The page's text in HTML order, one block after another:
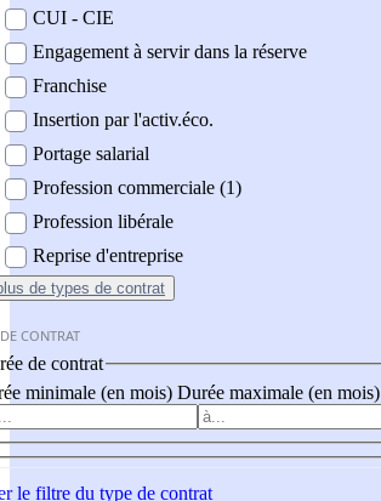
CUI - CIE
Engagement à servir dans la réserve
Franchise
Insertion par l'activ.éco.
Portage salarial
Profession commerciale (1)
Profession libérale
Reprise d'entreprise
de types de contrat
CONTRAT
de contrat
minimale (en mois) Durée maximale (en mois)
le filtre du type de contrat